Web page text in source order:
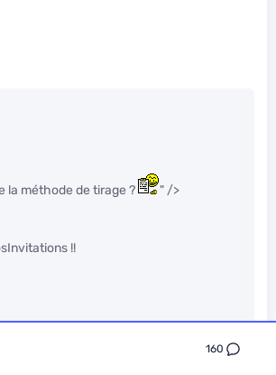
160
la méthode de tirage ? " />
!!
CADA, qui se sens motiver